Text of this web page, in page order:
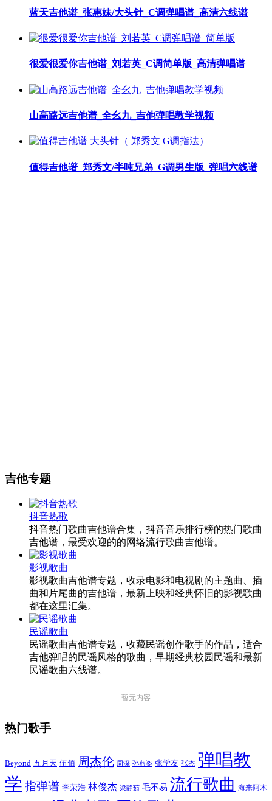
蓝天吉他谱_张惠妹/大头针_C调弹唱谱_高清六线谱
很爱很爱你吉他谱_刘若英_C调简单版_高清弹唱谱
山高路远吉他谱_全幺九_吉他弹唱教学视频
值得吉他谱_郑秀文/半吨兄弟_G调男生版_弹唱六线谱
吉他专题
抖音热歌
抖音热门歌曲吉他谱合集，抖音音乐排行榜的热门歌曲
吉他谱，最受欢迎的的网络流行歌曲吉他谱。
影视歌曲
影视歌曲吉他谱专题，收录电影和电视剧的主题曲、插
曲和片尾曲的吉他谱，最新上映和经典怀旧的影视歌曲
都在这里汇集。
民谣歌曲
民谣歌曲吉他谱专题，收藏民谣创作歌手的作品，适合
吉他弹唱的民谣风格的歌曲，早期经典校园民谣和最新
民谣歌曲六线谱。
暂无内容
热门歌手
Beyond 五月天 伍佰 周杰伦 周深 孙燕姿 张学友 张杰 弹唱教
学 指弹谱 李荣浩 林俊杰 梁静茹 毛不易 流行歌曲 海来阿木